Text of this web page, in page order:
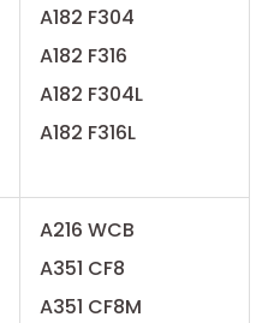
A182 F304
A182 F316
A182 F304L
A182 F316L
A216 WCB
A351 CF8
A351 CF8M